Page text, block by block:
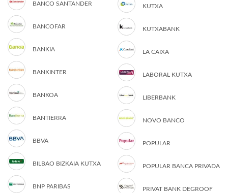
BANCO SANTANDER
BANCOFAR
BANKIA
BANKINTER
BANKOA
BANTIERRA
BBVA
BILBAO BIZKAIA KUTXA
BNP PARIBAS
KUTXA
KUTXABANK
LA CAIXA
LABORAL KUTXA
LIBERBANK
NOVO BANCO
POPULAR
POPULAR BANCA PRIVADA
PRIVAT BANK DEGROOF